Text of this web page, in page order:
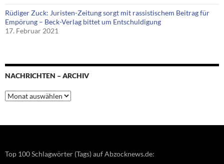
Rüdiger Zuck: Juristen-Zeitung sorgt mit rassistischem Beitrag für
Empörung – Beck-Verlag bittet um Entschuldigung
17. Februar 2021
NACHRICHTEN – ARCHIV
Nachrichten
–
Top 100 Schlagwörter (Tags) auf Abzocknews.de: